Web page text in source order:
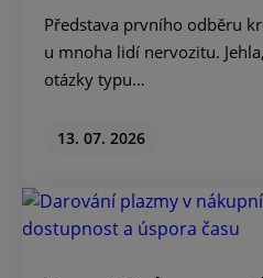
Představa prvního odběru
u mnoha lidí nervozitu.
otázky typu…
13. 07. 2026